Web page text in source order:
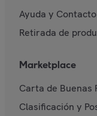
Ayuda y Contacto
Retirada de
Marketplace
Carta de Buenas
Clasificación y